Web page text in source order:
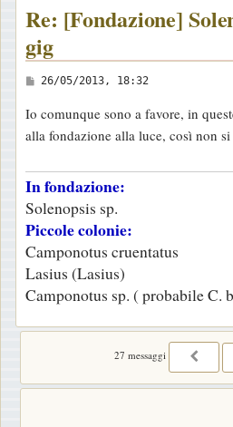
Re: [Fondazione]
gig
M
s
s
g
g
i
o
26/05/2013, 18:32
Io comunque sono a favore, in
alla fondazione alla luce, così non
In fondazione:
Solenopsis sp.
Piccole colonie:
Camponotus cruentatus
Lasius (Lasius)
Camponotus sp. ( probabile C.
27 messaggi